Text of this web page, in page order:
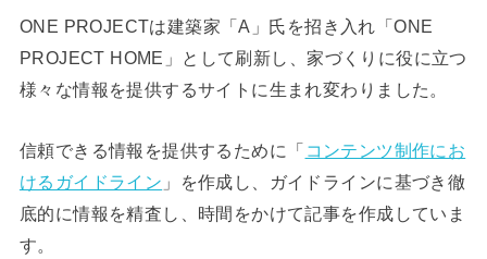
ONE PROJECTは建築家「A」氏を招き入れ「ONE
PROJECT HOME」として刷新し、家づくりに役に立つ
様々な情報を提供するサイトに生まれ変わりました。
信頼できる情報を提供するために「 コンテンツ制作にお
けるガイドライン 」を作成し、ガイドラインに基づき徹
底的に情報を精査し、時間をかけて記事を作成していま
す。